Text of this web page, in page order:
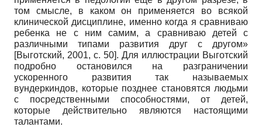
том смысле, в каком он применяется во всякой
клинической дисциплине, именно когда я сравниваю
ребенка не с ним самим, а сравниваю детей с
различными типами развития друг с другом»
[Выготский, 2001, с. 50]. Для иллюстрации Выготский
подробно остановился на разграничении
ускоренного развития так называемых
вундеркиндов, которые позднее становятся людьми
с посредственными способностями, от детей,
которые действительно являются настоящими
талантами.